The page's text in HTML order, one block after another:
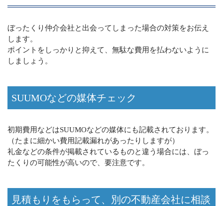
ぼったくり仲介会社と出会ってしまった場合の対策をお伝え
します。
ポイントをしっかりと抑えて、無駄な費用を払わないように
しましょう。
SUUMOなどの媒体チェック
初期費用などはSUUMOなどの媒体にも記載されております。
（たまに細かい費用記載漏れがあったりしますが）
礼金などの条件が掲載されているものと違う場合には、ぼっ
たくりの可能性が高いので、要注意です。
見積もりをもらって、別の不動産会社に相談